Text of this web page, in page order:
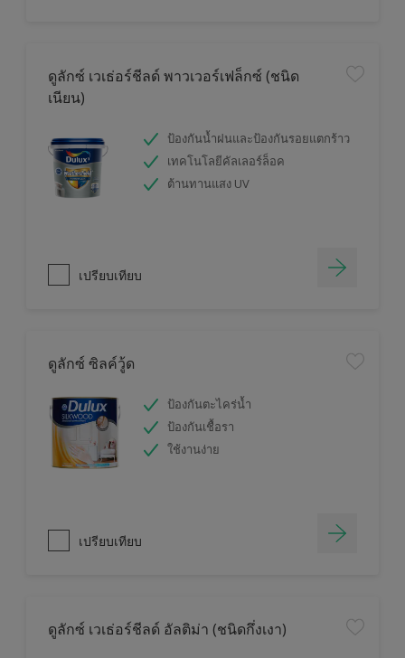
ดูลักซ์ เวเธ่อร์ชีลด์ พาวเวอร์เฟล็กซ์ (ชนิด
เนียน)
ป้องกันน้ำฝนและป้องกันรอยแตกร้าว
เทคโนโลยีคัลเลอร์ล็อค
ต้านทานแสง UV
เปรียบเทียบ
ดูลักซ์ ซิลค์วู้ด
ป้องกันตะไคร่น้ำ
ป้องกันเชื้อรา
ใช้งานง่าย
เปรียบเทียบ
ดูลักซ์ เวเธ่อร์ชีลด์ อัลติม่า (ชนิดกึ่งเงา)